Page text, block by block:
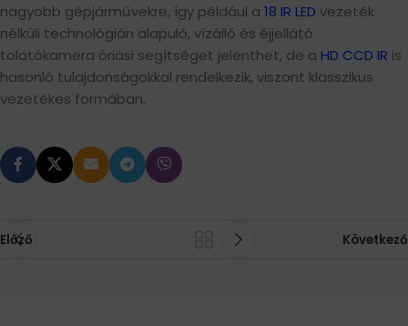
nagyobb gépjárművekre, így például a 18 IR LED vezeték
nélküli technológián alapuló, vízálló és éjjellátó
tolatókamera óriási segítséget jelenthet, de a HD CCD IR is
hasonló tulajdonságokkal rendelkezik, viszont klasszikus
vezetékes formában.
Előző Következő